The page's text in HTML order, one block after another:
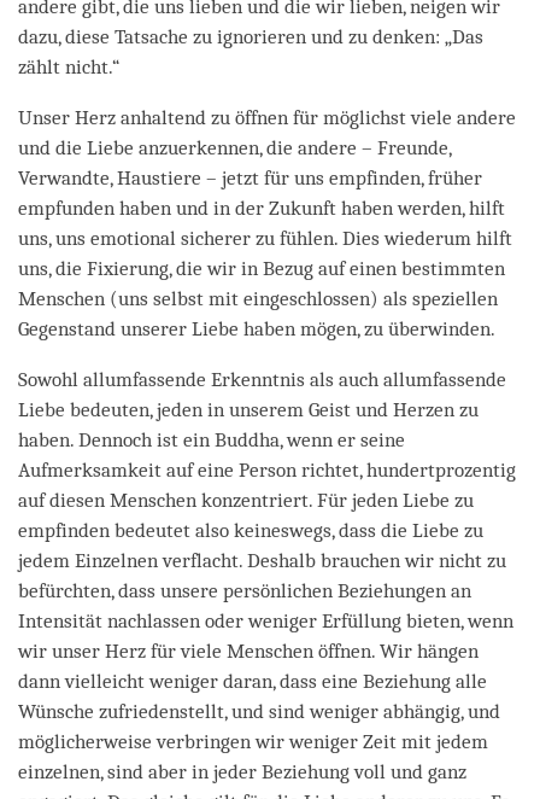
andere gibt, die uns lieben und die wir lieben, neigen wir
dazu, diese Tatsache zu ignorieren und zu denken: „Das
zählt nicht.“
Unser Herz anhaltend zu öffnen für möglichst viele andere
und die Liebe anzuerkennen, die andere – Freunde,
Verwandte, Haustiere – jetzt für uns empfinden, früher
empfunden haben und in der Zukunft haben werden, hilft
uns, uns emotional sicherer zu fühlen. Dies wiederum hilft
uns, die Fixierung, die wir in Bezug auf einen bestimmten
Menschen (uns selbst mit eingeschlossen) als speziellen
Gegenstand unserer Liebe haben mögen, zu überwinden.
Sowohl allumfassende Erkenntnis als auch allumfassende
Liebe bedeuten, jeden in unserem Geist und Herzen zu
haben. Dennoch ist ein Buddha, wenn er seine
Aufmerksamkeit auf eine Person richtet, hundertprozentig
auf diesen Menschen konzentriert. Für jeden Liebe zu
empfinden bedeutet also keineswegs, dass die Liebe zu
jedem Einzelnen verflacht. Deshalb brauchen wir nicht zu
befürchten, dass unsere persönlichen Beziehungen an
Intensität nachlassen oder weniger Erfüllung bieten, wenn
wir unser Herz für viele Menschen öffnen. Wir hängen
dann vielleicht weniger daran, dass eine Beziehung alle
Wünsche zufriedenstellt, und sind weniger abhängig, und
möglicherweise verbringen wir weniger Zeit mit jedem
einzelnen, sind aber in jeder Beziehung voll und ganz